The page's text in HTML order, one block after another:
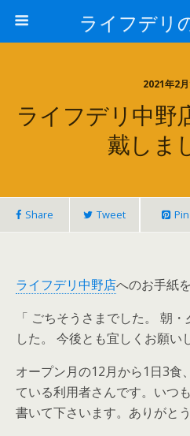
ライフデリ
2021年2
ライフデリ中野
戴しま
Share Tweet Pin
ライフデリ中野店へのお手紙
「 ごちそうさまでした。 朝
した。 今後とも宜しくお願い
オープン月の12月から1日3食
ている利用者さんです。いつ
書いて下さいます。ありがと